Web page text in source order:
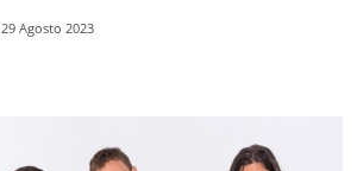
29 Agosto 2023